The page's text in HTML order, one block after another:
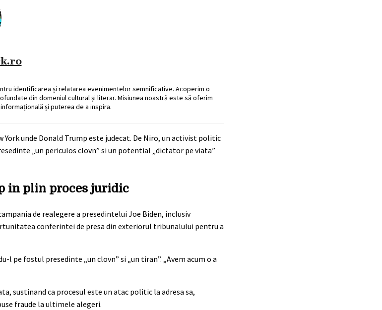
identificarea și relatarea evenimentelor semnificative. Acoperim o
din domeniul cultural și literar. Misiunea noastră este să oferim
și puterea de a inspira.
unde Donald Trump este judecat. De Niro, un activist politic
„un periculos clovn” si un potential „dictator pe viata”
in plin proces juridic
de realegere a presedintelui Joe Biden, inclusiv
conferintei de presa din exteriorul tribunalului pentru a
l pe fostul presedinte „un clovn” si „un tiran”. „Avem acum o a
sustinand ca procesul este un atac politic la adresa sa,
fraude la ultimele alegeri.